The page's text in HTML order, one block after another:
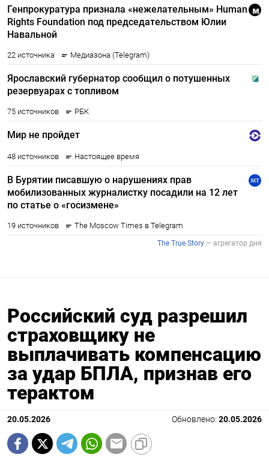
Российский суд разрешил
страховщику не
выплачивать компенсацию
за удар БПЛА, признав его
терактом
20.05.2026 Обновлено: 20.05.2026